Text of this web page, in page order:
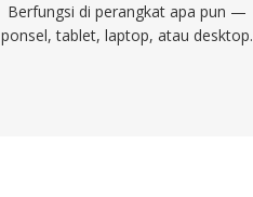
Berfungsi di perangkat apa pun —
ponsel, tablet, laptop, atau desktop.